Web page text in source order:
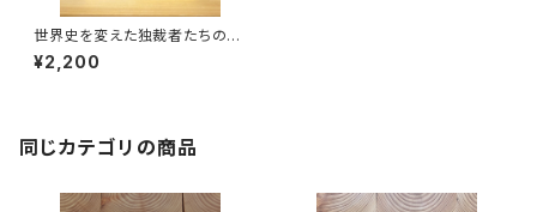
世界史を変えた独裁者たちの食
卓 上
¥2,200
同じカテゴリの商品